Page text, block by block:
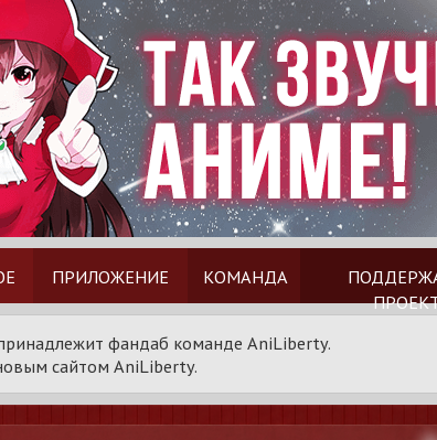
ПРИЛОЖЕНИЕ КОМАНДА
фандаб команде AniLiberty.
сайтом AniLiberty.